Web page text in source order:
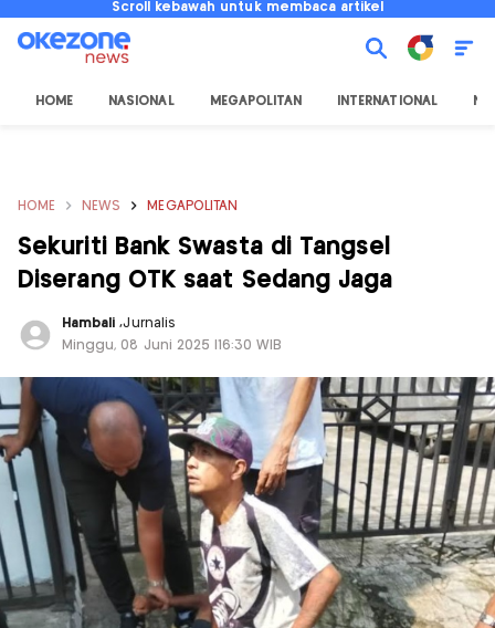
Scroll kebawah untuk membaca artikel
HOME NASIONAL MEGAPOLITAN INTERNATIONAL
HOME NEWS MEGAPOLITAN
Sekuriti Bank Swasta di Tangsel
Diserang OTK saat Sedang Jaga
Hambali,Jurnalis
Minggu, 08 Juni 2025 |16:30 WIB